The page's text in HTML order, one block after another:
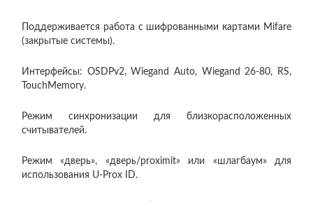
Поддерживается работа с шифрованными картами Mifare
(закрытые системы).
Интерфейсы: OSDPv2, Wiegand Auto, Wiegand 26-80, RS,
TouchMemory.
Режим синхронизации для близкорасположенных
считывателей.
Режим «дверь», «дверь/proximit» или «шлагбаум» для
использования U-Prox ID.